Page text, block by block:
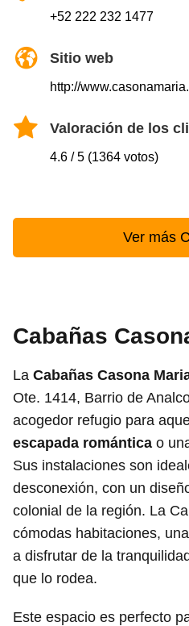
+52 222 232 1477
Sitio web
http://
Valoración de los
4.6 / 5 (1364 votos)
Ver más
Cabañas
La Cabañas Casona
Ote. 1414, Barrio de
acogedor refugio para
escapada romántica o
Sus instalaciones son
desconexión, con un
colonial de la región. La
cómodas habitaciones,
a disfrutar de la
que lo rodea.
Este espacio es perfecto